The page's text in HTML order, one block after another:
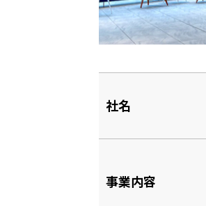
社名
事業内容